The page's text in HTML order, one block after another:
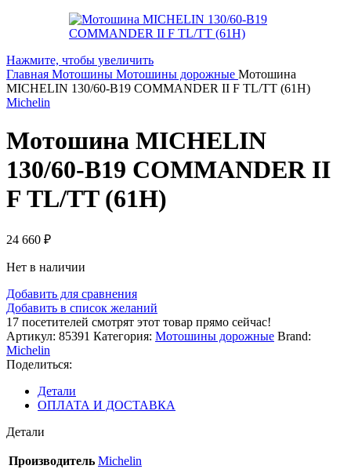
Нажмите, чтобы увеличить
Главная Мотошины Мотошины дорожные Мотошина
MICHELIN 130/60-B19 COMMANDER II F TL/TT (61H)
Michelin
Мотошина MICHELIN
130/60-B19 COMMANDER II
F TL/TT (61H)
24 660 ₽
Нет в наличии
Добавить для сравнения
Добавить в список желаний
17 посетителей смотрят этот товар прямо сейчас!
Артикул: 85391 Категория: Мотошины дорожные Brand:
Michelin
Поделиться:
Детали
ОПЛАТА И ДОСТАВКА
Детали
Производитель Michelin